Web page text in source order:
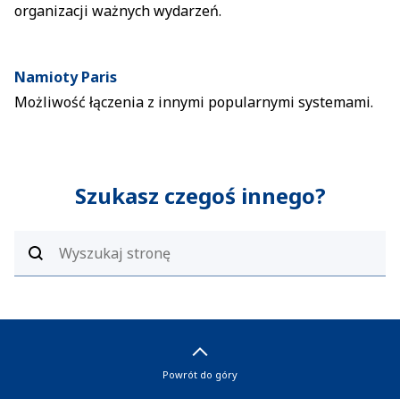
organizacji ważnych wydarzeń.
Namioty Paris
Możliwość łączenia z innymi popularnymi systemami.
Szukasz czegoś innego?
Powrót do góry